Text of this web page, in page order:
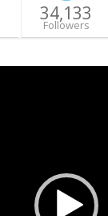
34,133
Followers